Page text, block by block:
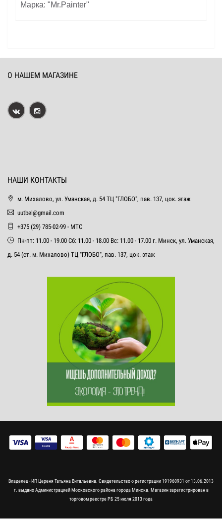
Марка: "Mr.Painter"
О НАШЕМ МАГАЗИНЕ
НАШИ КОНТАКТЫ
м. Михалово, ул. Уманская, д. 54 ТЦ "ГЛОБО", пав. 137, цок. этаж
uutbel@gmail.com
+375 (29) 785-02-99 - МТС
Пн-пт: 11.00 - 19.00 Сб: 11.00 - 18.00 Вс: 11.00 - 17.00 г. Минск, ул. Уманская,
д. 54 (ст. м. Михалово) ТЦ "ГЛОБО", пав. 137, цок. этаж
Владелец - ИП Цереня Татьяна Витальевна. Свидетельство о регистрации 191960931 от 13.06.2013
г. выдано Администрацией Московского района города Минска. Магазин зарегистрирован в
торговом реестре РБ 25 июля 2013 года